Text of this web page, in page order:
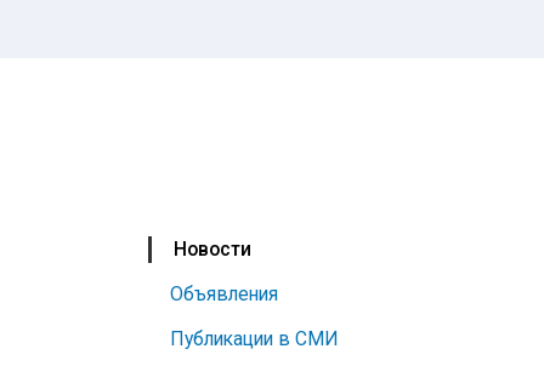
Новости
Объявления
Публикации в СМИ